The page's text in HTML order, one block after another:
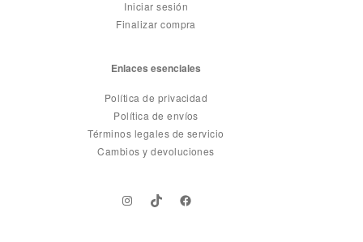
Iniciar sesión
Finalizar compra
Enlaces esenciales
Política de privacidad
Política de envíos
Términos legales de servicio
Cambios y devoluciones
InstagramTikTokFacebook